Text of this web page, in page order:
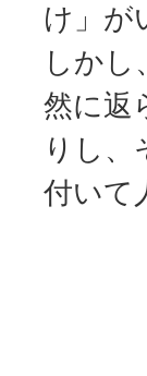
け」が
しかし
然に返
りし、
付いて